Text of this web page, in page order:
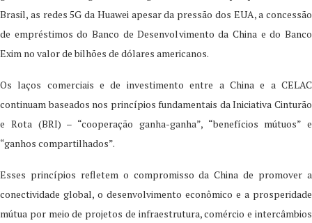
Brasil, as redes 5G da Huawei apesar da pressão dos EUA, a concessão
de empréstimos do Banco de Desenvolvimento da China e do Banco
Exim no valor de bilhões de dólares americanos.
Os laços comerciais e de investimento entre a China e a CELAC
continuam baseados nos princípios fundamentais da Iniciativa Cinturão
e Rota (BRI) – “cooperação ganha-ganha”, “benefícios mútuos” e
“ganhos compartilhados”.
Esses princípios refletem o compromisso da China de promover a
conectividade global, o desenvolvimento econômico e a prosperidade
mútua por meio de projetos de infraestrutura, comércio e intercâmbios